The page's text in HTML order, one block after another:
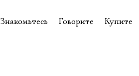
Знакомьтесь
Говорите
Купите